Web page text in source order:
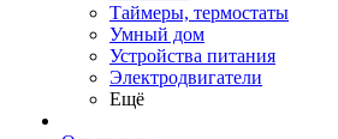
Таймеры, термостаты
Умный дом
Устройства питания
Электродвигатели
Ещё